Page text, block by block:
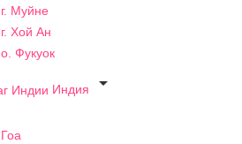
г. Муйне
г. Хой Ан
о. Фукуок
Индия

Гоа